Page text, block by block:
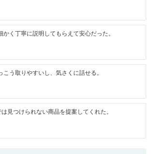
かく丁寧に説明してもらえて安心だった。
こう取りやすいし、気さくに話せる。
は見つけられない商品を提案してくれた。